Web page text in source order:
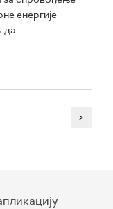
енергије
>